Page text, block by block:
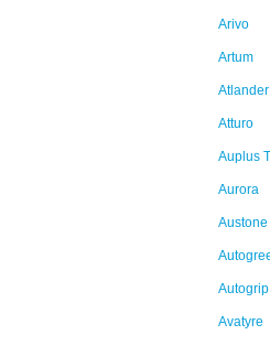
Arivo
Artum
Atlander
Atturo
Auplus
Aurora
Austone
Autogrip
Avatyre